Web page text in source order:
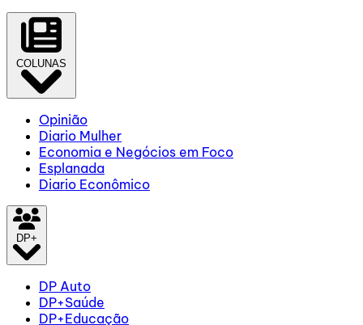
COLUNAS
Opinião
Diario Mulher
Economia e Negócios em Foco
Esplanada
Diario Econômico
DP+
DP Auto
DP+Saúde
DP+Educação